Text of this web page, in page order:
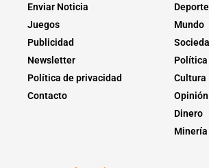
Enviar Noticia
Juegos
Publicidad
Newsletter
Política de privacidad
Contacto
Mundo
Política
Cultura
Opinión
Dinero
Minería